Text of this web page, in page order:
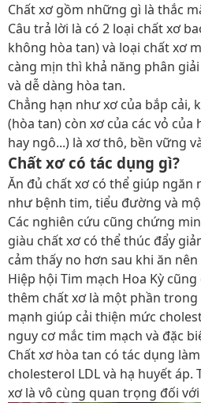
Chất xơ gồm những gì là thắc
Câu trả lời là có 2 loại chất xơ
không hòa tan) và loại chất xơ
càng mịn thì khả năng phân
và dễ dàng hòa tan.
Chẳng hạn như xơ của bắp cải,
(hòa tan) còn xơ của các vỏ của
hay ngô...) là xơ thô, bền vững
Chất xơ có tác dụng gì?
Ăn đủ chất xơ có thể giúp ngăn
như bệnh tim, tiểu đường và
Các nghiên cứu cũng chứng
giàu chất xơ có thể thúc đẩy
cảm thấy no hơn sau khi ăn
Hiệp hội Tim mạch Hoa Kỳ
thêm chất xơ là một phần
mạnh giúp cải thiện mức
nguy cơ mắc tim mạch và đặc
Chất xơ hòa tan có tác dụng
cholesterol LDL và hạ huyết áp.
xơ là vô cùng quan trọng đối